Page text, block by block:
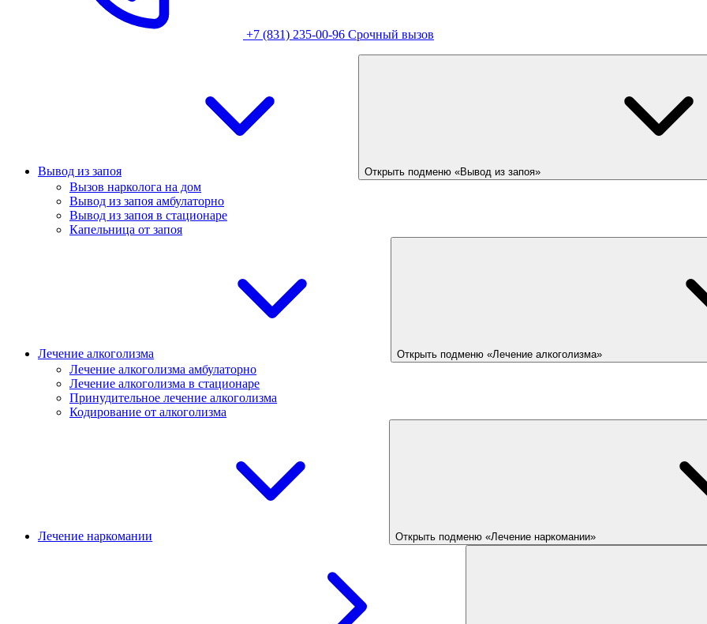
+7 (831) 235-00-96 Срочный вызов
Вывод из запоя Открыть подменю «Вывод из запоя»
Вызов нарколога на дом
Вывод из запоя амбулаторно
Вывод из запоя в стационаре
Капельница от запоя
Лечение алкоголизма Открыть подменю «Лечение алкоголизма»
Лечение алкоголизма амбулаторно
Лечение алкоголизма в стационаре
Принудительное лечение алкоголизма
Кодирование от алкоголизма
Лечение наркомании Открыть подменю «Лечение наркомании»